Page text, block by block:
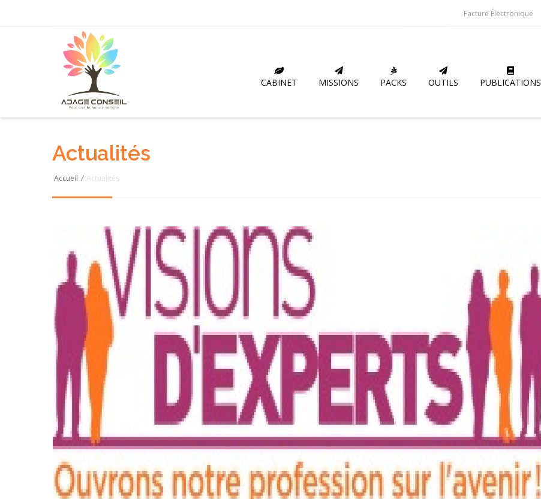
Facture Électronique
CABINET MISSIONS PACKS OUTILS PUBLICATIONS
Actualités
Accueil / Actualités